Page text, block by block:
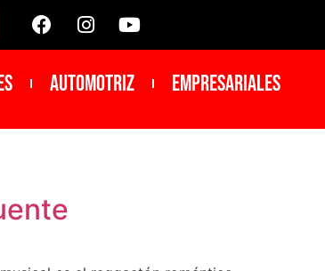
Automotriz Empresariales